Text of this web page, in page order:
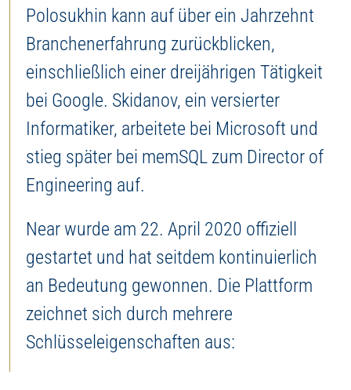
Polosukhin kann auf über ein Jahrzehnt
Branchenerfahrung zurückblicken,
einschließlich einer dreijährigen Tätigkeit
bei Google. Skidanov, ein versierter
Informatiker, arbeitete bei Microsoft und
stieg später bei memSQL zum Director of
Engineering auf.
Near wurde am 22. April 2020 offiziell
gestartet und hat seitdem kontinuierlich
an Bedeutung gewonnen. Die Plattform
zeichnet sich durch mehrere
Schlüsseleigenschaften aus: